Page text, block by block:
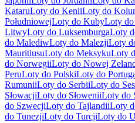
KataruLoty do KeniiLoty do
PołudniowejLoty do KubyLoty
LitwyLoty do LuksemburgaLoty
do MalediwLoty do MalezjiLoty
MauritiusuLoty do MeksykuLoty
do NorwegiiLoty do Nowej
PeruLoty do PolskiLoty do
RumuniiLoty do SerbiiLoty do
SłowacjiLoty do SłoweniiLoty do
do SzwecjiLoty do TajlandiiLoty
do TunezjiLoty do TurcjiLoty do